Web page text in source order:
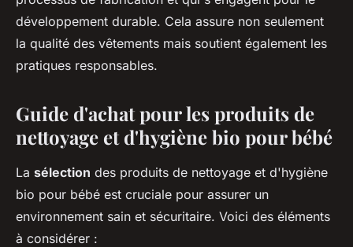
développement durable. Cela assure non seulement
la qualité des vêtements mais soutient également les
pratiques responsables.
Guide d'achat pour les produits de
nettoyage et d'hygiène bio pour bébé
La sélection des produits de nettoyage et d'hygiène
bio pour bébé est cruciale pour assurer un
environnement sain et sécuritaire. Voici des éléments
à considérer :